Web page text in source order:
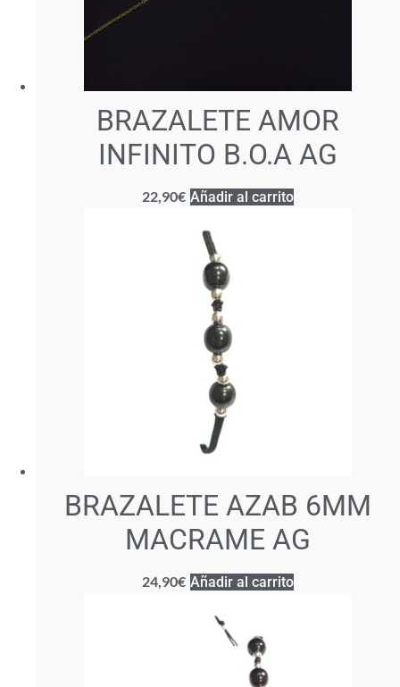
BRAZALETE AMOR
INFINITO B.O.A AG
22,90€ Añadir al carrito
BRAZALETE AZAB 6MM
MACRAME AG
24,90€ Añadir al carrito